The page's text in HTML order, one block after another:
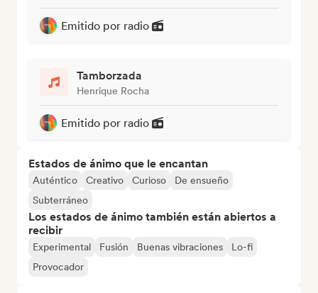
Emitido por radio
Tamborzada
Henrique Rocha
Emitido por radio
Estados de ánimo que le encantan
Auténtico Creativo Curioso
De ensueño
Subterráneo
Los estados de ánimo también están abiertos a
recibir
Experimental Fusión Buenas vibraciones
Lo-fi
Provocador